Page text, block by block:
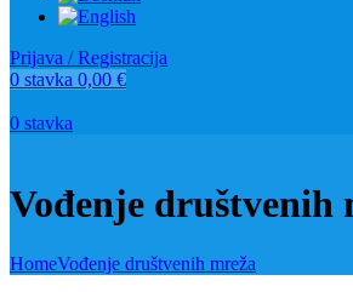
Prijava / Registracija
0 stavka 0,00 €
0 stavka
Vođenje društvenih
HomeVođenje društvenih mreža